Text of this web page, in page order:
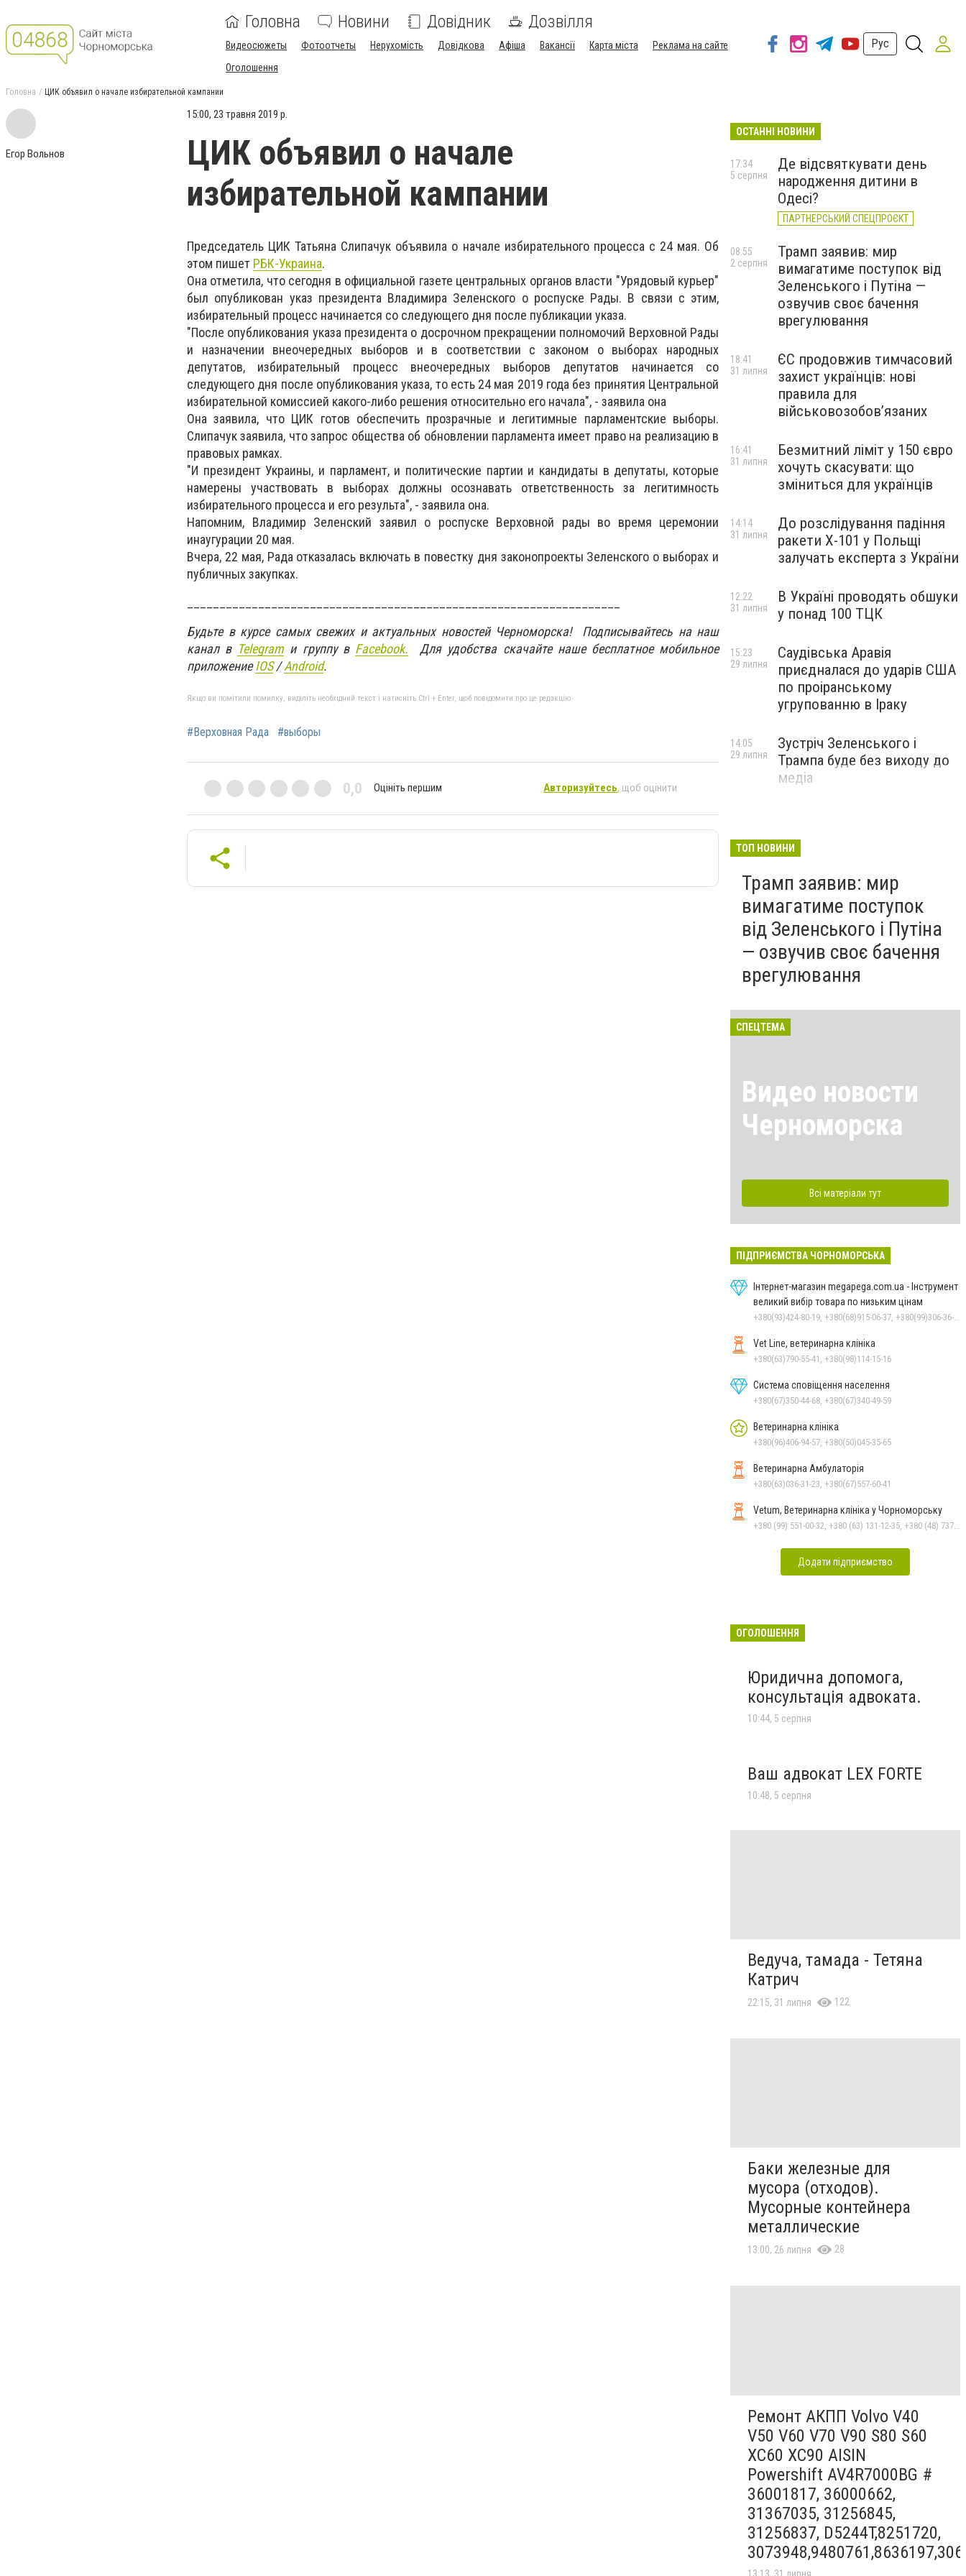
Головна Новини Довідник Дозвілля
Видеосюжеты Фотоотчеты Нерухомість Довідкова Афіша Вакансії Карта міста
Реклама на сайте
Оголошення
Рус
Головна ЦИК объявил о начале избирательной кампании
Егор Вольнов
15:00, 23 травня 2019 р.
ЦИК объявил о начале
избирательной кампании
Председатель ЦИК Татьяна Слипачук объявила о начале избирательного процесса с 24 мая. Об
этом пишет РБК-Украина.
Она отметила, что сегодня в официальной газете центральных органов власти "Урядовый курьер"
был опубликован указ президента Владимира Зеленского о роспуске Рады. В связи с этим,
избирательный процесс начинается со следующего дня после публикации указа.
"После опубликования указа президента о досрочном прекращении полномочий Верховной Рады
и назначении внеочередных выборов и в соответствии с законом о выборах народных
депутатов, избирательный процесс внеочередных выборов депутатов начинается со
следующего дня после опубликования указа, то есть 24 мая 2019 года без принятия Центральной
избирательной комиссией какого-либо решения относительно его начала", - заявила она
Она заявила, что ЦИК готов обеспечить прозрачные и легитимные парламентские выборы.
Слипачук заявила, что запрос общества об обновлении парламента имеет право на реализацию в
правовых рамках.
"И президент Украины, и парламент, и политические партии и кандидаты в депутаты, которые
намерены участвовать в выборах должны осознавать ответственность за легитимность
избирательного процесса и его результа", - заявила она.
Напомним, Владимир Зеленский заявил о роспуске Верховной рады во время церемонии
инаугурации 20 мая.
Вчера, 22 мая, Рада отказалась включать в повестку дня законопроекты Зеленского о выборах и
публичных закупках.
Будьте в курсе самых свежих и актуальных новостей Черноморска! Подписывайтесь на наш
канал в Telegram и группу в Facebook. Для удобства скачайте наше бесплатное мобильное
приложениеIOS/Android.
Якщо ви помітили помилку, виділіть необхідний текст і натисніть Ctrl + Enter, щоб повідомити про це редакцію
#Верховная Рада #выборы
0,0 Оцініть першим Авторизуйтесь, щоб оцінити
ОСТАННІ НОВИНИ
Де відсвяткувати день
народження дитини в
Одесі?
ПАРТНЕРСЬКИЙ СПЕЦПРОЄКТ
17:34
5 серпня
Трамп заявив: мир
вимагатиме поступок від
Зеленського і Путіна —
озвучив своє бачення
врегулювання
08:55
2 серпня
ЄС продовжив тимчасовий
захист українців: нові
правила для
військовозобов’язаних
18:41
31 липня
Безмитний ліміт у 150 євро
хочуть скасувати: що
зміниться для українців
16:41
31 липня
До розслідування падіння
ракети Х-101 у Польщі
залучать експерта з України
14:14
31 липня
В Україні проводять обшуки
у понад 100 ТЦК
12:22
31 липня
Саудівська Аравія
приєдналася до ударів США
по проіранському
угрупованню в Іраку
15:23
29 липня
Зустріч Зеленського і
Трампа буде без виходу до
медіа
14:05
29 липня
ТОП НОВИНИ
Трамп заявив: мир
вимагатиме поступок
від Зеленського і Путіна
— озвучив своє бачення
врегулювання
СПЕЦТЕМА
Видео новости
Черноморска
Всі матеріали тут
ПІДПРИЄМСТВА ЧОРНОМОРСЬКА
Інтернет-магазин megapega.com.ua - Інструмент
великий вибір товара по низьким цінам
Vet Line, ветеринарна клініка
+380(63)790-55-41, +380(98)114-15-16
Система сповіщення населення
+380(67)350-44-68, +380(67)340-49-59
Ветеринарна клініка
+380(96)406-94-57, +380(50)045-35-65
Ветеринарна Амбулаторія
+380(63)036-31-23, +380(67)557-60-41
Vetum, Ветеринарна клініка у Чорноморську
Додати підприємство
ОГОЛОШЕННЯ
Юридична допомога,
консультація адвоката.
10:44, 5 серпня
Ваш адвокат LEX FORTE
10:48, 5 серпня
Ведуча, тамада - Тетяна
Катрич
22:15, 31 липня 122
Баки железные для
мусора (отходов).
Мусорные контейнера
металлические
13:00, 26 липня 28
Ремонт АКПП Volvo V40
V50 V60 V70 V90 S80 S60
XC60 XC90 AISIN
Powershift AV4R7000BG #
36001817, 36000662,
31367035, 31256845,
31256837, D5244T,8251720,
13:13, 31 липня